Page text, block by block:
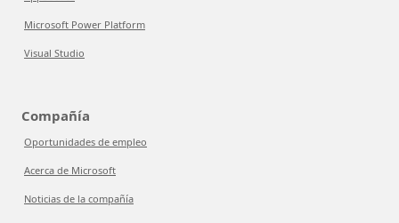
Microsoft Power Platform
Visual Studio
Compañía
Oportunidades de empleo
Acerca de Microsoft
Noticias de la compañía